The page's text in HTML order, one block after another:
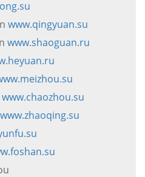
www.qingyuan.su
www.shaoguan.ru
www.chaozhou.su
www.zhaoqing.su